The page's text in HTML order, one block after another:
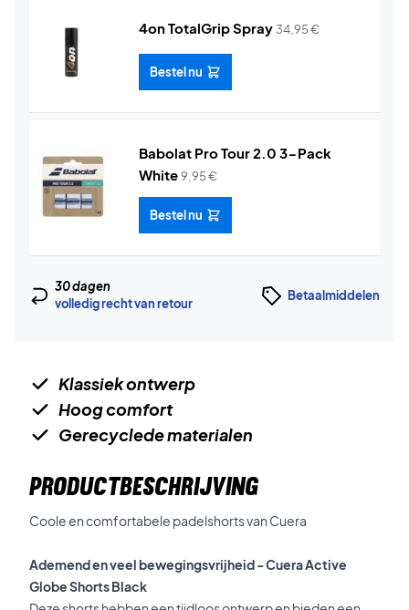
4on TotalGrip Spray 34,95€
Bestel nu
Babolat Pro Tour 2.0 3-Pack
White9,95€
Bestel nu
30 dagen
volledig recht van retour
Betaalmiddelen
Klassiek ontwerp
Hoog comfort
Gerecyclede materialen
PRODUCTBESCHRIJVING
Coole en comfortabele padelshorts van Cuera
Ademend en veel bewegingsvrijheid - Cuera Active
Globe Shorts Black